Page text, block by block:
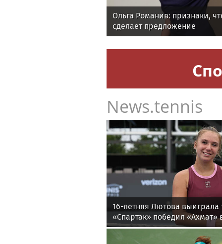
Ольга Романив: признаки,
сделает предложение
News.tennis
16-летняя Лютова выиграла
«Спартак» победил «Ахмат»
утру